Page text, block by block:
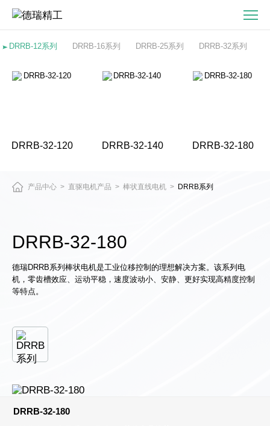
DRRB-
32-
180-
直DRRB-12系列 DRRB-16系列 DRRB-25系列 DRRB-32系列
DRRB-32-120 DRRB-32-140 DRRB-32-180
产品中心 > 直驱电机产品 > 棒状直线电机 > DRRB系列
DRRB-32-180
德瑞DRRB系列棒状电机是工业位移控制的理想解决方案。该系列电
机，零齿槽效应、运动平稳，速度波动小、安静、更好实现高精度控制
等特点。
DRRB-32-180